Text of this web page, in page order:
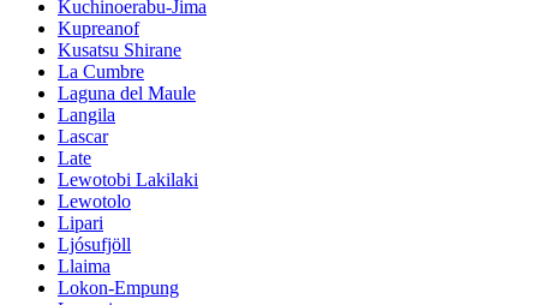
Kuchinoerabu-Jima
Kupreanof
Kusatsu Shirane
La Cumbre
Laguna del Maule
Langila
Lascar
Late
Lewotobi Lakilaki
Lewotolo
Lipari
Ljósufjöll
Llaima
Lokon-Empung